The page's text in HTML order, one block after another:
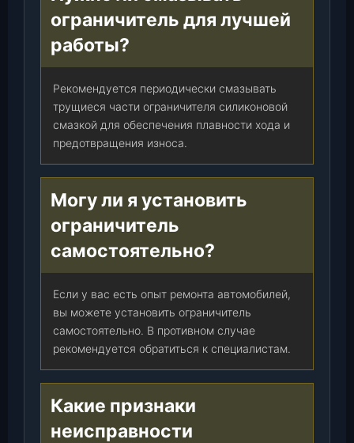
ограничитель для лучшей
работы?
Рекомендуется периодически смазывать
трущиеся части ограничителя силиконовой
смазкой для обеспечения плавности хода и
предотвращения износа.
Могу ли я установить
ограничитель
самостоятельно?
Если у вас есть опыт ремонта автомобилей,
вы можете установить ограничитель
самостоятельно. В противном случае
рекомендуется обратиться к специалистам.
Какие признаки
неисправности